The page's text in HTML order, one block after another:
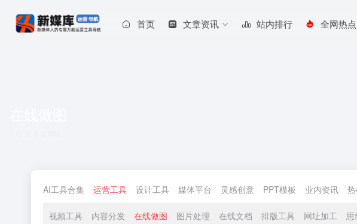
首页 文章资讯 站内排行 全网热点
AI工具合集 运营工具 设计工具 媒体平台 灵感创意 PPT模板 业内资讯
视频工具 内容分发 在线做图 图片处理 在线文档 排版工具 网址加工 思